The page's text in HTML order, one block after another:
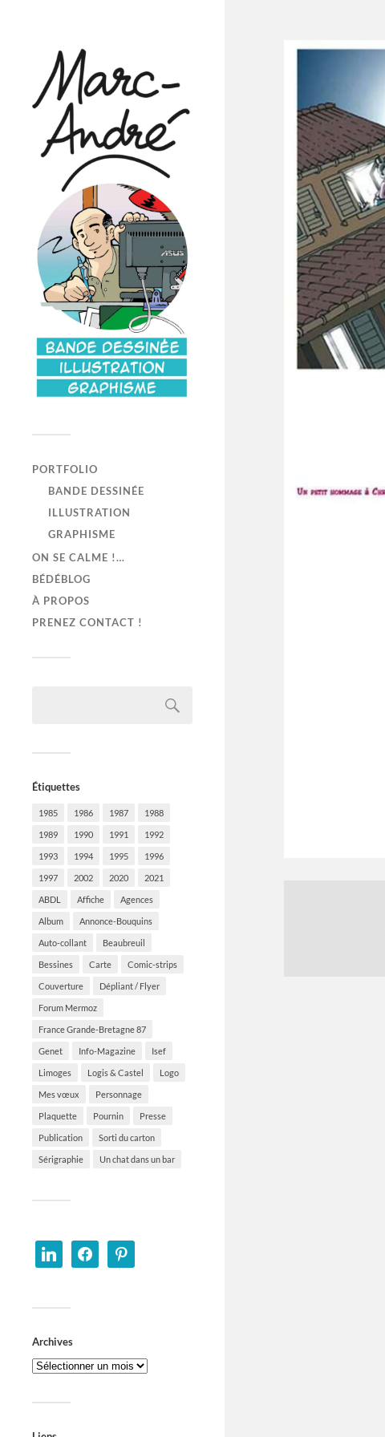
PORTFOLIO
BANDE DESSINÉE
ILLUSTRATION
GRAPHISME
ON SE CALME !…
BÉDÉBLOG
À PROPOS
PRENEZ CONTACT !
Étiquettes
1985 1986 1987 1988
1989 1990 1991 1992
1993 1994 1995 1996
1997 2002 2020 2021
ABDL Affiche Agences
Album Annonce-Bouquins
Auto-collant Beaubreuil
Bessines Carte Comic-strips
Couverture Dépliant / Flyer
Forum Mermoz
France Grande-Bretagne 87
Genet Info-Magazine Isef
Limoges Logis & Castel Logo
Mes vœux Personnage
Plaquette Pournin Presse
Publication Sorti du carton
Sérigraphie Un chat dans un bar
Archives